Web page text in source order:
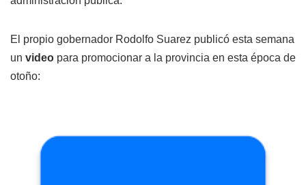
El propio gobernador Rodolfo Suarez publicó esta semana
un video para promocionar a la provincia en esta época de
otoño: